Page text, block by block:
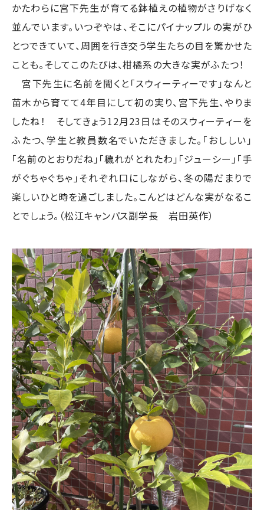
かたわらに宮下先生が育てる鉢植えの植物がさりげなく
並んでいます。いつぞやは、そこにパイナップルの実がひ
とつできていて、周囲を行き交う学生たちの目を驚かせた
ことも。そしてこのたびは、柑橘系の大きな実がふたつ！
宮下先生に名前を聞くと「スウィーティーです」なんと
苗木から育てて4年目にして初の実り、宮下先生、やりま
したね！ そしてきょう12月23日はそのスウィーティーを
ふたつ、学生と教員数名でいただきました。「おししい」
「名前のとおりだね」「穢れがとれたわ」「ジューシー」「手
がぐちゃぐちゃ」それぞれ口にしながら、冬の陽だまりで
楽しいひと時を過ごしました。こんどはどんな実がなるこ
とでしょう。（松江キャンパス副学長 岩田英作）